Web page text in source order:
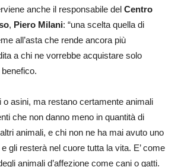
anche il responsabile del Centro
, Piero Milani: “una scelta quella di
all’asta che rende ancora più
a chi ne vorrebbe acquistare solo
o asini, ma restano certamente animali
che non danno meno in quantità di
animali, e chi non ne ha mai avuto uno
gli resterà nel cuore tutta la vita. E’ come
animali d’affezione come cani o gatti.